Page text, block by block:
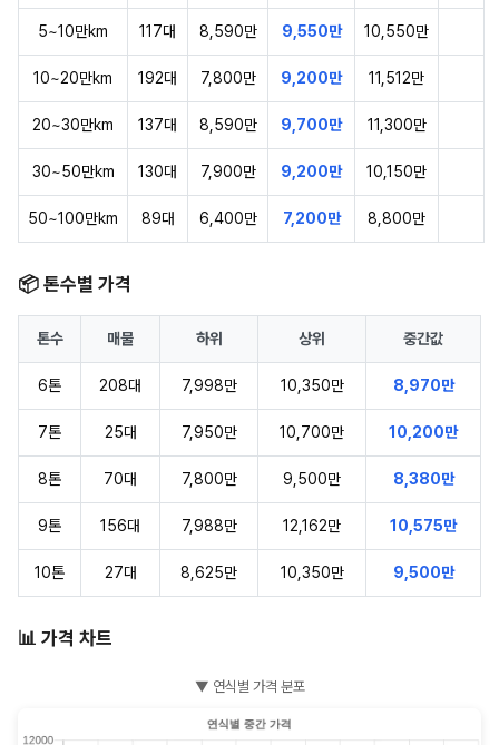
5~10만km 117대 8,590만 9,550만 10,550만
10~20만km 192대 7,800만 9,200만 11,512만
20~30만km 137대 8,590만 9,700만 11,300만
30~50만km 130대 7,900만 9,200만 10,150만
50~100만km 89대 6,400만 7,200만 8,800만
📦 톤수별 가격
톤수 매물 하위 상위 중간값
6톤 208대 7,998만 10,350만 8,970만
7톤 25대 7,950만 10,700만 10,200만
8톤 70대 7,800만 9,500만 8,380만
9톤 156대 7,988만 12,162만 10,575만
10톤 27대 8,625만 10,350만 9,500만
📊 가격 차트
▼ 연식별 가격 분포